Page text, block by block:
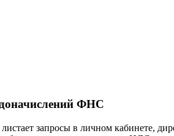
ФНС
запросы в личном кабинете,